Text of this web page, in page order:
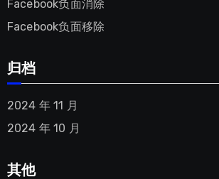
Facebook负面消除
Facebook负面移除
归档
2024 年 11 月
2024 年 10 月
其他